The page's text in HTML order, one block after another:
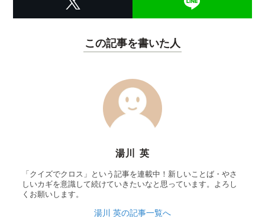
この記事を書いた人
湯川 英
「クイズでクロス」という記事を連載中！新しいことば・やさ
しいカギを意識して続けていきたいなと思っています。よろし
くお願いします。
湯川 英の記事一覧へ